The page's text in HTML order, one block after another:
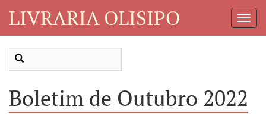
LIVRARIA OLISIPO
Boletim de Outubro 2022